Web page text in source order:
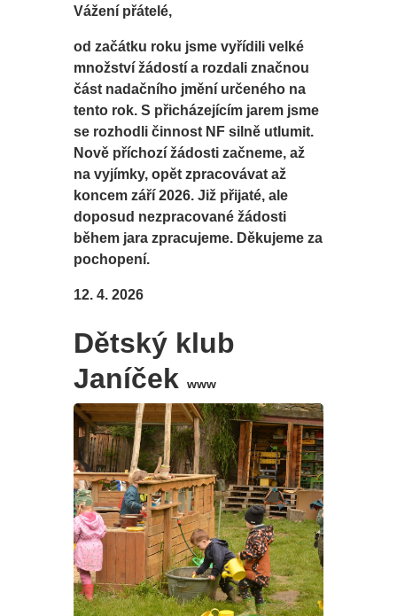
Vážení přátelé,
od začátku roku jsme vyřídili velké
množství žádostí a rozdali značnou
část nadačního jmění určeného na
tento rok. S přicházejícím jarem jsme
se rozhodli činnost NF silně utlumit.
Nově příchozí žádosti začneme, až
na vyjímky, opět zpracovávat až
koncem září 2026. Již přijaté, ale
doposud nezpracované žádosti
během jara zpracujeme. Děkujeme za
pochopení.
12. 4. 2026
Dětský klub
Janíčekwww